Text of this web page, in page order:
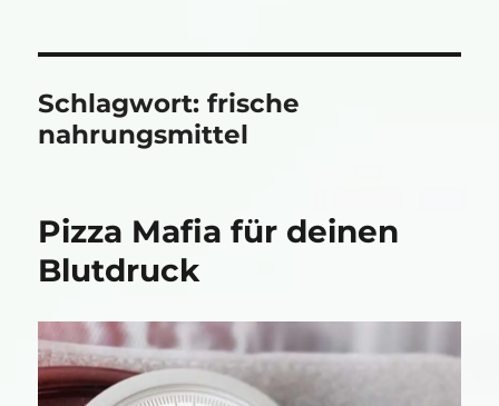
Schlagwort:frische
nahrungsmittel
Pizza Mafia für deinen
Blutdruck